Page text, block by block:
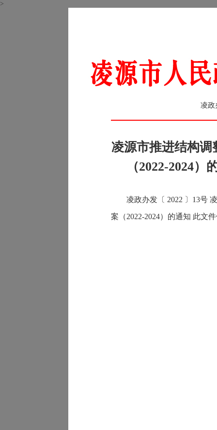
>
凌政
凌源市推进结构调
（2022-2024
凌政办发〔 2022 〕13号
案（2022-2024）的通知 此文